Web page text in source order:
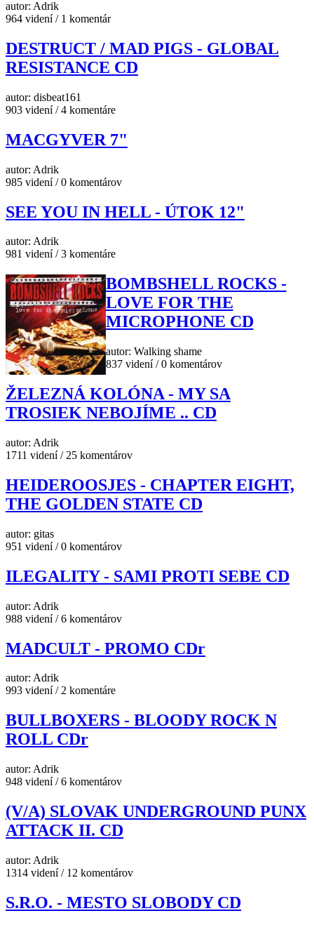
autor: Adrik
964 videní / 1 komentár
DESTRUCT / MAD PIGS - GLOBAL
RESISTANCE CD
autor: disbeat161
903 videní / 4 komentáre
MACGYVER 7"
autor: Adrik
985 videní / 0 komentárov
SEE YOU IN HELL - ÚTOK 12"
autor: Adrik
981 videní / 3 komentáre
BOMBSHELL ROCKS -
LOVE FOR THE
MICROPHONE CD
autor: Walking shame
837 videní / 0 komentárov
ŽELEZNÁ KOLÓNA - MY SA
TROSIEK NEBOJÍME .. CD
autor: Adrik
1711 videní / 25 komentárov
HEIDEROOSJES - CHAPTER EIGHT,
THE GOLDEN STATE CD
autor: gitas
951 videní / 0 komentárov
ILEGALITY - SAMI PROTI SEBE CD
autor: Adrik
988 videní / 6 komentárov
MADCULT - PROMO CDr
autor: Adrik
993 videní / 2 komentáre
BULLBOXERS - BLOODY ROCK N
ROLL CDr
autor: Adrik
948 videní / 6 komentárov
(V/A) SLOVAK UNDERGROUND PUNX
ATTACK II. CD
autor: Adrik
1314 videní / 12 komentárov
S.R.O. - MESTO SLOBODY CD